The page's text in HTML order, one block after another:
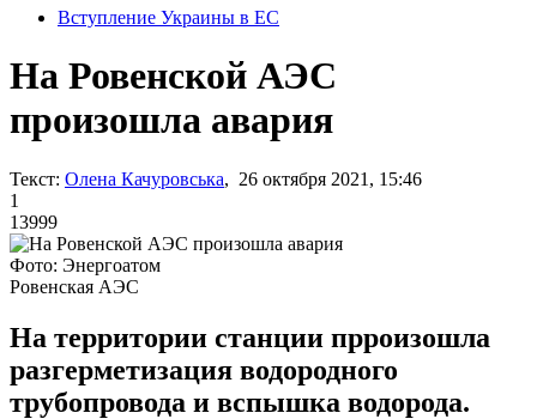
Вступление Украины в ЕС
На Ровенской АЭС
произошла авария
Текст: Олена Качуровська, 26 октября 2021, 15:46
1
13999
Фото: Энергоатом
Ровенская АЭС
На территории станции прроизошла
разгерметизация водородного
трубопровода и вспышка водорода.